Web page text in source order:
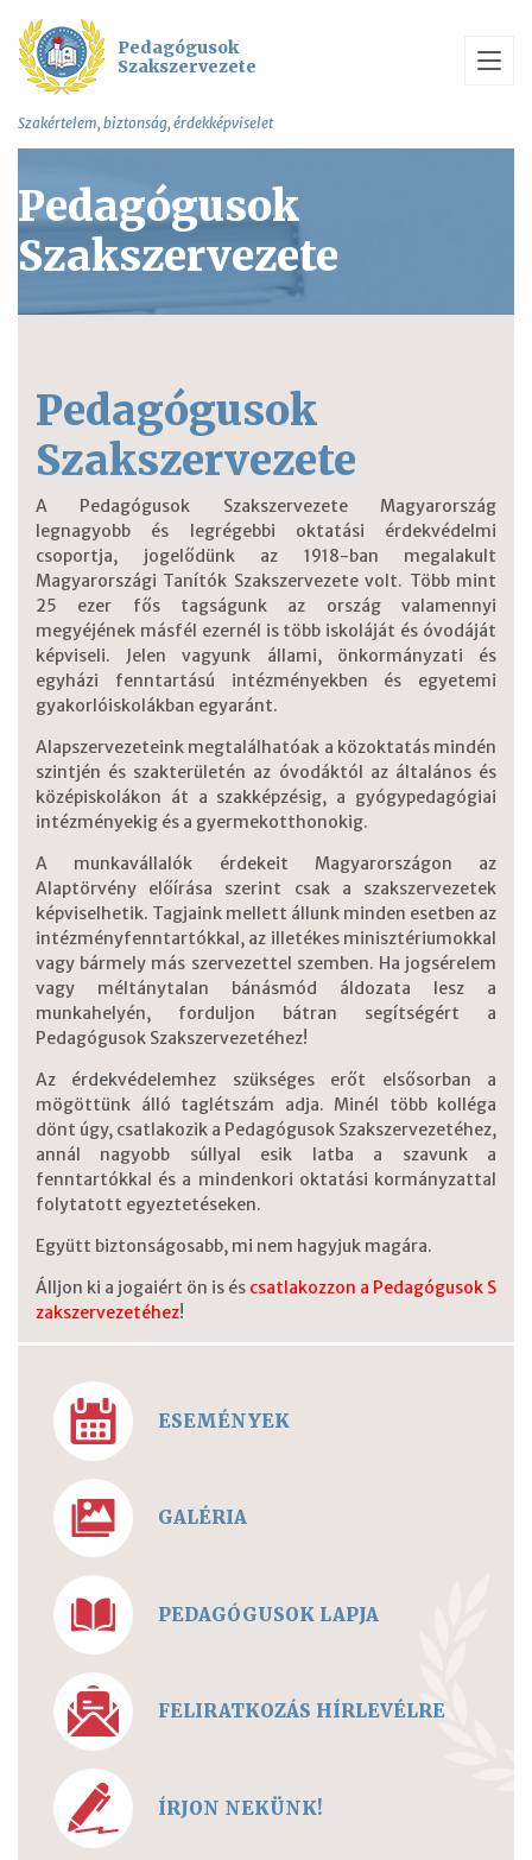
Pedagógusok
Szakszervezete
Szakértelem, biztonság, érdekképviselet
Pedagógusok
Szakszervezete
Pedagógusok
Szakszervezete
A Pedagógusok Szakszervezete Magyarország
legnagyobb és legrégebbi oktatási érdekvédelmi
csoportja, jogelődünk az 1918-ban megalakult
Magyarországi Tanítók Szakszervezete volt. Több mint
25 ezer fős tagságunk az ország valamennyi
megyéjének másfél ezernél is több iskoláját és óvodáját
képviseli. Jelen vagyunk állami, önkormányzati és
egyházi fenntartású intézményekben és egyetemi
gyakorlóiskolákban egyaránt.
Alapszervezeteink megtalálhatóak a közoktatás mindén
szintjén és szakterületén az óvodáktól az általános és
középiskolákon át a szakképzésig, a gyógypedagógiai
intézményekig és a gyermekotthonokig.
A munkavállalók érdekeit Magyarországon az
Alaptörvény előírása szerint csak a szakszervezetek
képviselhetik. Tagjaink mellett állunk minden esetben az
intézményfenntartókkal, az illetékes minisztériumokkal
vagy bármely más szervezettel szemben. Ha jogsérelem
vagy méltánytalan bánásmód áldozata lesz a
munkahelyén, forduljon bátran segítségért a
Pedagógusok Szakszervezetéhez!
Az érdekvédelemhez szükséges erőt elsősorban a
mögöttünk álló taglétszám adja. Minél több kolléga
dönt úgy, csatlakozik a Pedagógusok Szakszervezetéhez,
annál nagyobb súllyal esik latba a szavunk a
fenntartókkal és a mindenkori oktatási kormányzattal
folytatott egyeztetéseken.
Együtt biztonságosabb, mi nem hagyjuk magára.
Álljon ki a jogaiért ön is és csatlakozzon a Pedagógusok S
zakszervezetéhez!
ESEMÉNYEK
GALÉRIA
PEDAGÓGUSOK LAPJA
FELIRATKOZÁS HÍRLEVÉLRE
ÍRJON NEKÜNK!